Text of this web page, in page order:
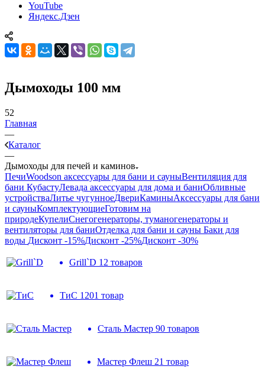
YouTube
Яндекс.Дзен
Дымоходы 100 мм
52
Главная
—
Каталог
—
Дымоходы для печей и каминов
ПечиWoodson аксессуары для бани и сауныВентиляция для
бани КубастуЛевада аксессуары для дома и баниОбливные
устройстваЛитье чугунноеДвериКаминыАксессуары для бани
и сауныКомплектующиеГотовим на
природеКупелиСнегогенераторы, туманогенераторы и
вентиляторы для баниОтделка для бани и сауны Баки для
воды Дисконт -15%Дисконт -25%Дисконт -30%
Grill`D 12 товаров
ТиС 1201 товар
Сталь Мастер 90 товаров
Мастер Флеш 21 товар